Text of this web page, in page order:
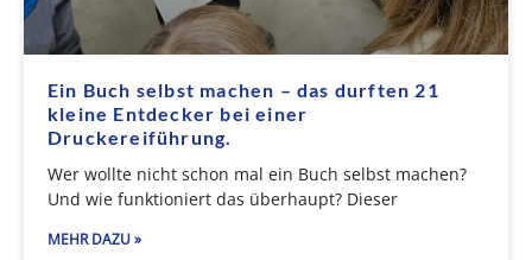
Ein Buch selbst machen – das durften 21
kleine Entdecker bei einer
Druckereiführung.
Wer wollte nicht schon mal ein Buch selbst machen?
Und wie funktioniert das überhaupt? Dieser
MEHR DAZU »